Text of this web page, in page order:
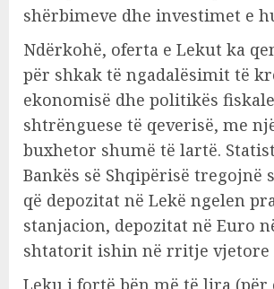
shërbimeve dhe investimet e
Ndërkohë, oferta e Lekut ka
për shkak të ngadalësimit të
ekonomisë dhe politikës fiskale
shtrënguese të qeverisë, me
buxhetor shumë të lartë.
Bankës së Shqipërisë tregojnë
që depozitat në Lekë ngelen
stanjacion, depozitat në Euro
shtatorit ishin në rritje vjetore